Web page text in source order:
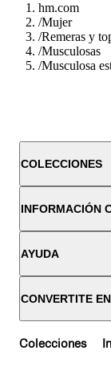
hm.com
/Mujer
/Remeras y
/Musculosas
/Musculosa
COLECCIONES
INFORMACIÓN
AYUDA
CONVERTITE
Colecciones